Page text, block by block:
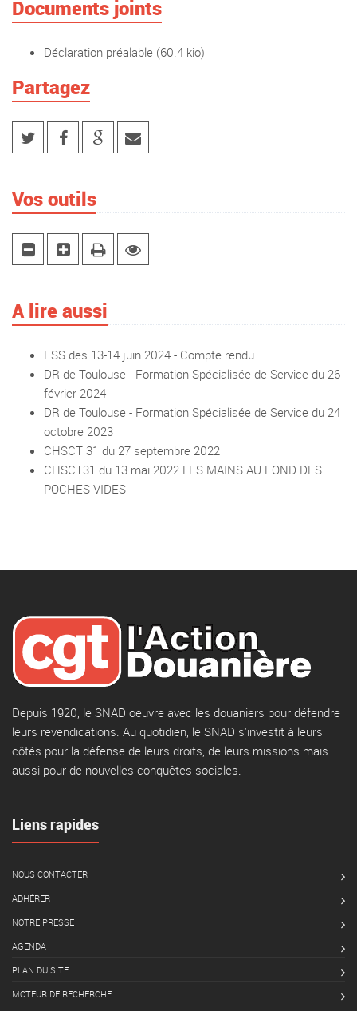
Documents joints
Déclaration préalable (60.4 kio)
Partagez
Vos outils
A lire aussi
FSS des 13-14 juin 2024 - Compte rendu
DR de Toulouse - Formation Spécialisée de Service du 26
février 2024
DR de Toulouse - Formation Spécialisée de Service du 24
octobre 2023
CHSCT 31 du 27 septembre 2022
CHSCT31 du 13 mai 2022 LES MAINS AU FOND DES
POCHES VIDES
Depuis 1920, le SNAD oeuvre avec les douaniers pour défendre
leurs revendications. Au quotidien, le SNAD s'investit à leurs
côtés pour la défense de leurs droits, de leurs missions mais
aussi pour de nouvelles conquêtes sociales.
Liens rapides
NOUS CONTACTER
ADHÉRER
NOTRE PRESSE
AGENDA
PLAN DU SITE
MOTEUR DE RECHERCHE